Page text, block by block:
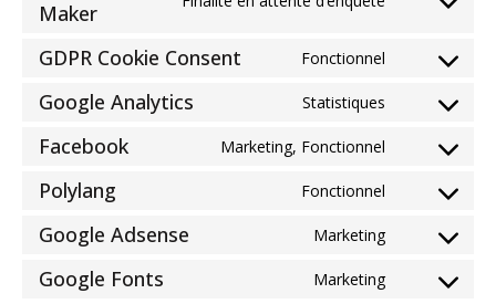
Maker
Consent
service
maker
GDPR Cookie Consent Fonctionnel
Consent
service
cookie-
consent
Google Analytics Statistiques
Consent
service
google-
analytics
Facebook Marketing, Fonctionnel
Consent
service
facebook
Polylang Fonctionnel
Consent
service
polylang
Google Adsense Marketing
Consent
service
Google Fonts Marketing
Consent